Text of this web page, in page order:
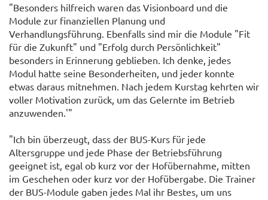
"Besonders hilfreich waren das Visionboard und die
Module zur finanziellen Planung und
Verhandlungsführung. Ebenfalls sind mir die Module "Fit
für die Zukunft" und "Erfolg durch Persönlichkeit"
besonders in Erinnerung geblieben. Ich denke, jedes
Modul hatte seine Besonderheiten, und jeder konnte
etwas daraus mitnehmen. Nach jedem Kurstag kehrten wir
voller Motivation zurück, um das Gelernte im Betrieb
anzuwenden.'"
"Ich bin überzeugt, dass der BUS-Kurs für jede
Altersgruppe und jede Phase der Betriebsführung
geeignet ist, egal ob kurz vor der Hofübernahme, mitten
im Geschehen oder kurz vor der Hofübergabe. Die Trainer
der BUS-Module gaben jedes Mal ihr Bestes, um uns